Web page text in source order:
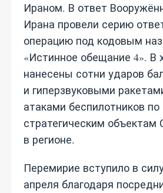
Ираном. В ответ
Ирана провели серию
операцию под кодовым
«Истинное обещание 4». В
нанесены сотни ударов
и гиперзвуковыми
атаками беспилотников по
стратегическим
в регионе.
Перемирие вступило в
апреля благодаря